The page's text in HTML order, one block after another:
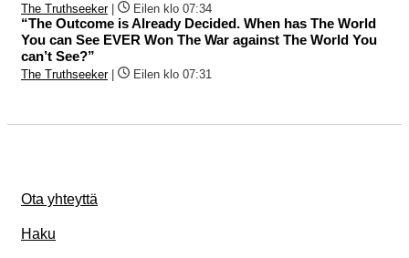
The Truthseeker| Eilen klo 07:34
“The Outcome is Already Decided. When has The World
You can See EVER Won The War against The World You
can’t See?”
The Truthseeker| Eilen klo 07:31
Ota yhteyttä
Haku